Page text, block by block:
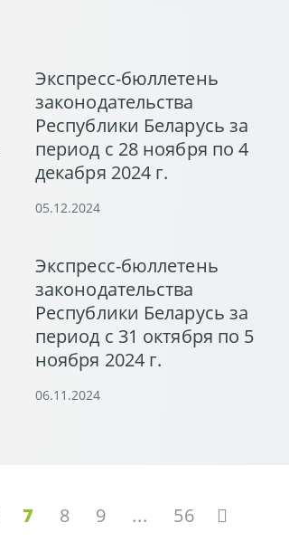
Экспресс-бюллетень
законодательства
Республики Беларусь за
период с 28 ноября по 4
декабря 2024 г.
05.12.2024
Экспресс-бюллетень
законодательства
Республики Беларусь за
период с 31 октября по 5
ноября 2024 г.
06.11.2024
7 8 9 ... 56